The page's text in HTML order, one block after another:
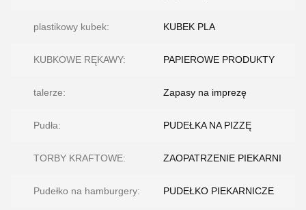
plastikowy kubek: KUBEK PLA
KUBKOWE RĘKAWY: PAPIEROWE PRODUKTY
talerze: Zapasy na imprezę
Pudła: PUDEŁKA NA PIZZĘ
TORBY KRAFTOWE: ZAOPATRZENIE PIEKARNI
Pudełko na hamburgery: PUDEŁKO PIEKARNICZE